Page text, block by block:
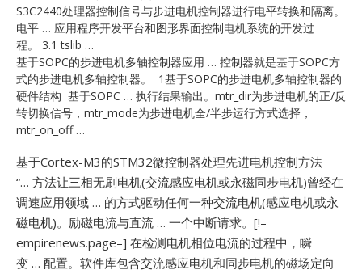
S3C2440处理器控制信号与步进电机控制器进行电平转换和隔离。
电平 … 应用程序开发平台和图形界面控制电机系统的开发过
程。 3.1 tslib …
基于SOPC的步进电机多轴控制器应用 … 控制器就是基于SOPC方
式的步进电机多轴控制器。 1基于SOPC的步进电机多轴控制器的
硬件结构 基于SOPC … 执行结果输出。mtr_dir为步进电机的正/反
转切换信号，mtr_mode为步进电机全/半步运行方式选择，
mtr_on_off …
基于Cortex-M3的STM32微控制器处理先进电机控制方法
“… 方法让三相无刷电机(交流感应电机或永磁同步电机)曾经在
调速应用领域 … 的方式驱动任何一种交流电机(感应电机或永
磁电机)。励磁电流与直流 … 一个中断请求。[!–
empirenews.page–] 在检测电机相位电流的过程中，瞬
变 … 配置。软件库包含交流感应电机和同步电机的磁场定向